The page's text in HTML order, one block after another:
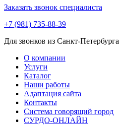
Заказать звонок специалиста
+7 (981) 735-88-39
Для звонков из Санкт-Петербурга
О компании
Услуги
Каталог
Наши работы
Адаптация сайта
Контакты
Система говорящий город
СУРДО-ОНЛАЙН